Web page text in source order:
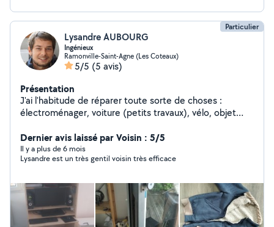
Particulier
Lysandre AUBOURG
Ingénieux
Ramonville-Saint-Agne (Les Coteaux)
5/5 (5 avis)
Présentation
J'ai l'habitude de réparer toute sorte de choses :
électroménager, voiture (petits travaux), vélo, objet
des meuble aussi. Mes qualités sont une grande
patience, une bonne expérience dans les domaines
cités mais surtout une créativité permettant de
Dernier avis laissé par Voisin : 5/5
Il y a plus de 6 mois
Lysandre est un très gentil voisin très efficace